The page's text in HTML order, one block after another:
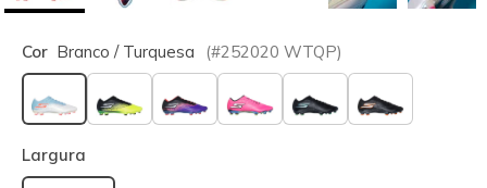
Cor Branco / Turquesa (#252020 WTQP)
selecionado
Largura